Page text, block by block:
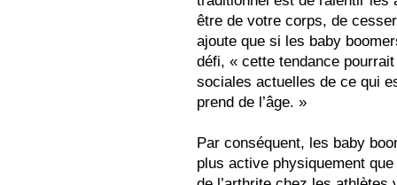
être de votre corps, de
ajoute que si les baby
défi, « cette tendance
sociales actuelles de ce qui
prend de l’âge. »
Par conséquent, les baby
plus active physiquement